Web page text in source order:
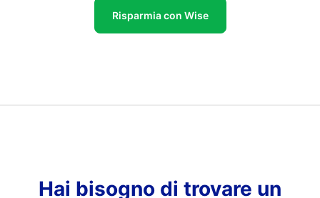
Risparmia con Wise
Hai bisogno di trovare un